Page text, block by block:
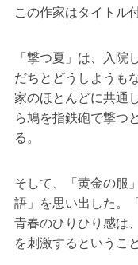
この作家はタイトル
「撃つ夏」は、入院
だちとどうしようも
家のほとんどに共通
ら鳩を指鉄砲で撃つ
る。
そして、「黄金の服
語」を思い出した。「
青春のひりひり感は
を刺激するというこ